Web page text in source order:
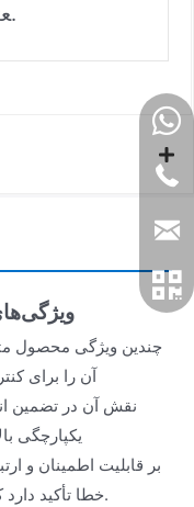
عتی طراحی شده است.
آن را برای
یکپارچگی
خطا تأکید دارد که در کاربردهای آن غیرقابل مذاکره است.